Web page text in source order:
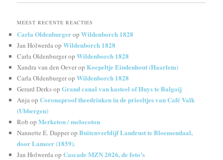
MEEST RECENTE REACTIES
Carla OldenburgeropWildenborch 1828
Jan HolwerdaopWildenborch 1828
Carla OldenburgeropWildenborch 1828
Xandra van den OeveropKoepeltje Eindenhout (Haarlem)
Carla OldenburgeropWildenborch 1828
Gerard DerksopGrand canal van kasteel of Huys te Balgoij
AnjaopCoronaproof theedrinken in de prieeltjes van Café Valk
(Ubbergen)
Rob opMerketon / melocoton
Nannette E. DapperopBuitenverblijf Landrust te Bloemendaal,
door Lameer (1859).
Jan HolwerdaopCascade MZN 2026, de foto’s